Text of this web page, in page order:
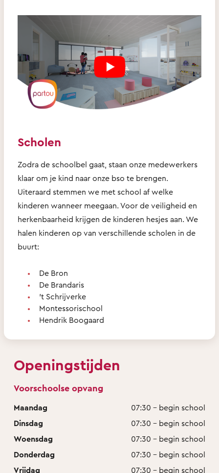
Scholen
Zodra de schoolbel gaat, staan onze medewerkers
klaar om je kind naar onze bso te brengen.
Uiteraard stemmen we met school af welke
kinderen wanneer meegaan. Voor de veiligheid en
herkenbaarheid krijgen de kinderen hesjes aan. We
halen kinderen op van verschillende scholen in de
buurt:
De Bron
De Brandaris
’t Schrijverke
Montessorischool
Hendrik Boogaard
Openingstijden
Voorschoolse opvang
Maandag
07:30 - begin school
Dinsdag
07:30 - begin school
Woensdag
07:30 - begin school
Donderdag
07:30 - begin school
Vrijdag
07:30 - begin school